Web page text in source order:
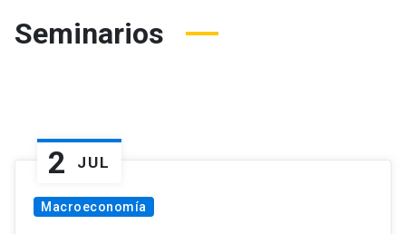
Seminarios
2 JUL
Macroeconomía